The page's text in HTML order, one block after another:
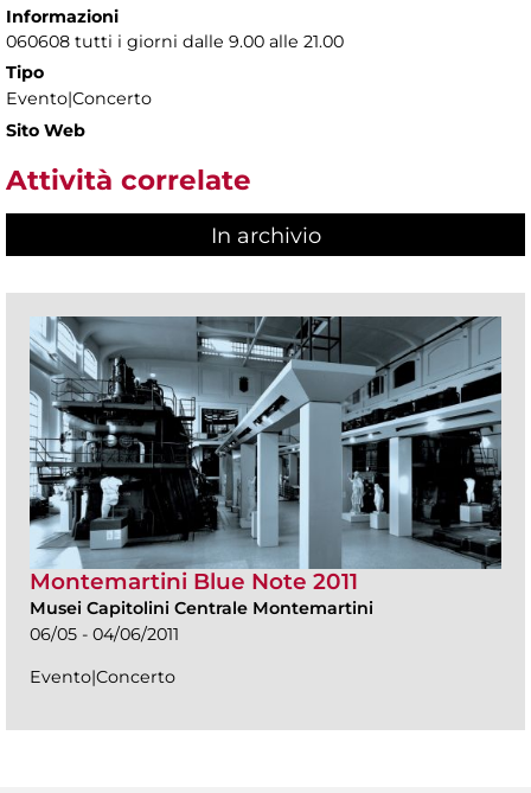
Informazioni
060608 tutti i giorni dalle 9.00 alle 21.00
Tipo
Evento|Concerto
Sito Web
Attività correlate
In archivio
Montemartini Blue Note 2011
Musei Capitolini Centrale Montemartini
06/05 - 04/06/2011
Evento|Concerto